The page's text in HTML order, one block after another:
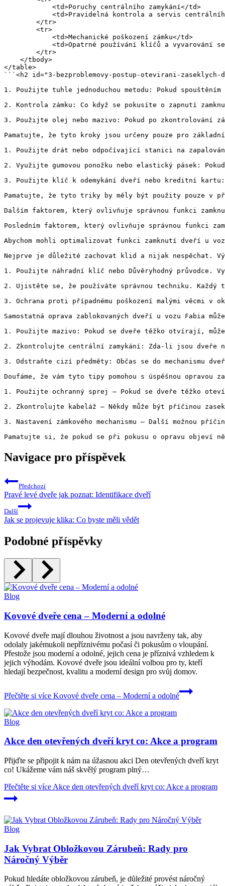
Navigace pro příspěvek
Předchozí
Pravé levé dveře jak poznat: Identifikace dveří
Další
Jak se projevuje klika: Co byste měli vědět
Podobné příspěvky
Blog
Kovové dveře cena – Moderní a odolné
Kovové dveře mají dlouhou životnost a jsou navrženy tak, aby
odolaly jakémukoli nepříznivému počasí či pokusům o vloupání.
Přestože jsou moderní a odolné, jejich cena je příznivá vzhledem k
jejich výhodám. Kovové dveře jsou ideální volbou pro ty, kteří
hledají bezpečnost, kvalitu a moderní design pro svůj domov.
Přečtěte si více Kovové dveře cena – Moderní a odolné
Blog
Akce den otevřených dveří kryt co: Akce a program
Přijďte se připojit k nám na úžasnou akci Den otevřených dveří kryt
co! Ukážeme vám náš skvělý program plný…
Přečtěte si více Akce den otevřených dveří kryt co: Akce a program
Blog
Jak Vybrat Obložkovou Zárubeň: Rady pro
Náročný Výběr
Pokud hledáte obložkovou zárubeň, je důležité provést náročný